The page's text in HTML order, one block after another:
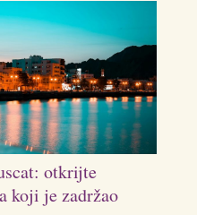
otkrijte
koji je zadržao